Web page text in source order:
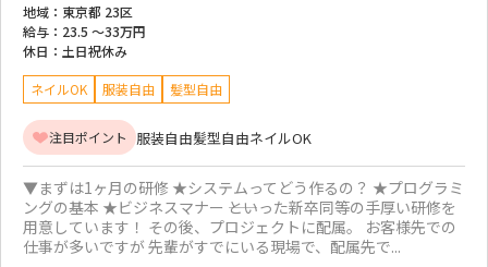
地域： 東京都 23区
給与： 23.5 ～33万円
休日： 土日祝休み
ネイルOK 服装自由 髪型自由
注目ポイント 服装自由髪型自由ネイルOK
▼まずは1ヶ月の研修 ★システムってどう作るの？ ★プログラミ
ングの基本 ★ビジネスマナー ――といった新卒同等の手厚い研修を
用意しています！ その後、プロジェクトに配属。 お客様先での
仕事が多いですが 先輩がすでにいる現場で、配属先で...